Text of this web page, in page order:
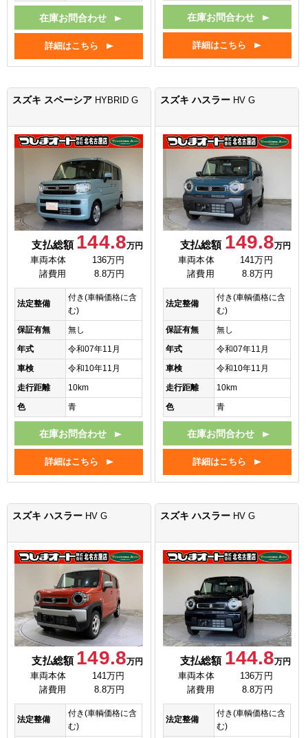
在庫お問合わせ
詳細はこちら
在庫お問合わせ
詳細はこちら
スズキ スペーシア HYBRID G
支払総額 144.8万円
車両本体
136万円
諸費用
8.8万円
法定整備
付き(車輌価格に含
む)
保証有無
無し
年式
令和07年11月
車検
令和10年11月
走行距離
10km
色
青
在庫お問合わせ
詳細はこちら
スズキ ハスラー HV G
支払総額 149.8万円
車両本体
141万円
諸費用
8.8万円
法定整備
付き(車輌価格に含
む)
保証有無
無し
年式
令和07年11月
車検
令和10年11月
走行距離
10km
色
青
在庫お問合わせ
詳細はこちら
スズキ ハスラー HV G
支払総額 149.8万円
車両本体
141万円
諸費用
8.8万円
法定整備
付き(車輌価格に含
む)
スズキ ハスラー HV G
支払総額 144.8万円
車両本体
136万円
諸費用
8.8万円
法定整備
付き(車輌価格に含
む)